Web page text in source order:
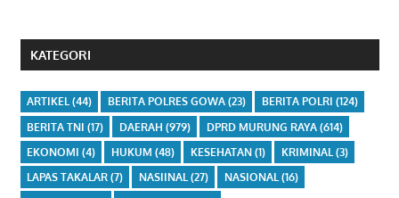
KATEGORI
ARTIKEL(44) BERITA POLRES GOWA(23) BERITA POLRI (124)
BERITA TNI (17) DAERAH (979) DPRD MURUNG RAYA(614)
EKONOMI (4) HUKUM (48) KESEHATAN(1) KRIMINAL (3)
LAPAS TAKALAR(7) NASIINAL (27) NASIONAL (16)